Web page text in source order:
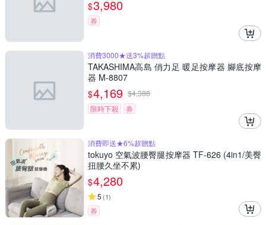
$3,980
券
消費3000★送3%超贈點
TAKASHIMA高島 俏力足 暖足按摩器 腳底按摩
器 M-8807
$4,169 $4,388
限時下殺
券
消費即送★6%超贈點
tokuyo 空氣波腰臀腿按摩器 TF-626 (4in1/美臀
扭腰久坐不累)
$4,280
5 (1)
券